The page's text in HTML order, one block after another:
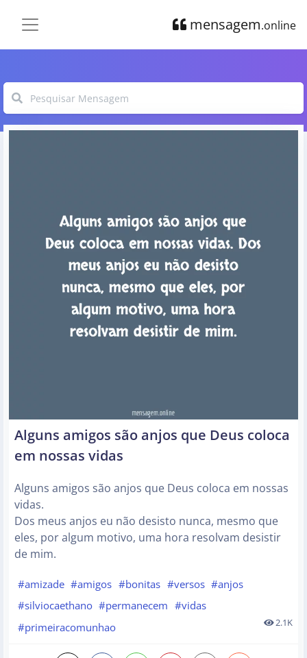
mensagem.online
Alguns amigos são anjos que Deus coloca
em nossas vidas
Alguns amigos são anjos que Deus coloca em nossas
vidas.
Dos meus anjos eu não desisto nunca, mesmo que
eles, por algum motivo, uma hora resolvam desistir
de mim.
#amizade #amigos #bonitas #versos #anjos
#silviocaethano #permanecem #vidas
#primeiracomunhao
2.1K